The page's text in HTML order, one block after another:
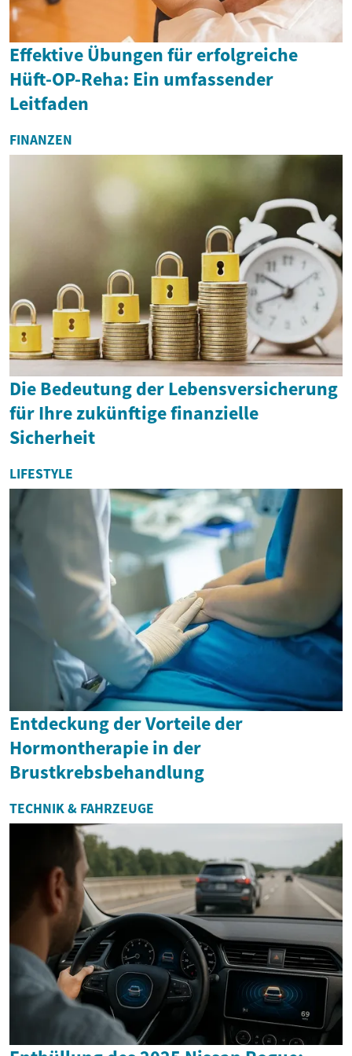
Effektive Übungen für erfolgreiche
Hüft-OP-Reha: Ein umfassender
Leitfaden
FINANZEN
Die Bedeutung der Lebensversicherung
für Ihre zukünftige finanzielle
Sicherheit
LIFESTYLE
Entdeckung der Vorteile der
Hormontherapie in der
Brustkrebsbehandlung
TECHNIK & FAHRZEUGE